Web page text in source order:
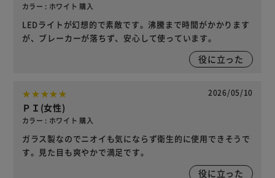
カラー : ホワイト 購入
LEDライトが幻想的で素敵です。沸騰まで時間がかかります
が、ブレーカーが落ちず、安心して使っています。
役に立った
2026/05/10
ＰＩ(女性)
カラー : ホワイト 購入
ガラス製なのでニオイも気にならず衛生的に使用できそうで
す。見た目も爽やかで満足です。
役に立った